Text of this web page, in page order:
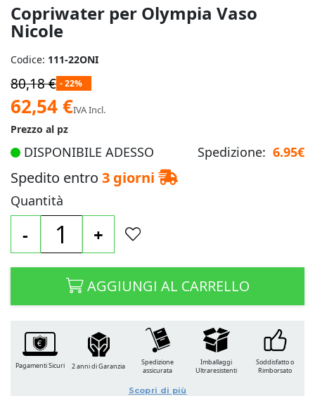
Copriwater per Olympia Vaso
Nicole
immagini
Codice: 111-22ONI
80,18 € - 22%
Prezzo
speciale
62,54 €IVA Incl.
Prezzo al pz
DISPONIBILE ADESSO Spedizione: 6.95€
Spedito entro 3 giorni
Quantità
- +
AGGIUNGI AL CARRELLO
Pagamenti Sicuri 2 anni di Garanzia
Spedizione
assicurata
Imballaggi
Ultraresistenti
Soddisfatto o
Rimborsato
Scopri di più